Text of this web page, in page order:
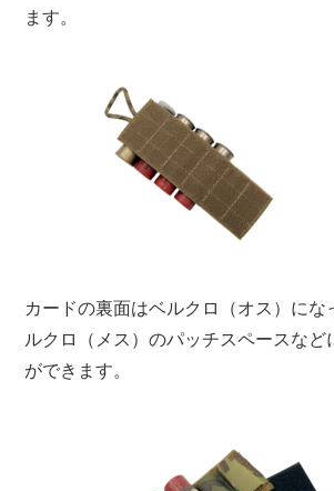
ます。
カードの裏面はベルクロ（オス）にな
ルクロ（メス）のパッチスペースなど
ができます。